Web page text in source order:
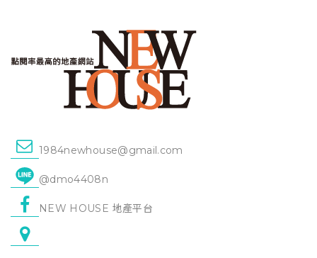
1984newhouse@gmail.com
@dmo4408n
NEW HOUSE 地產平台